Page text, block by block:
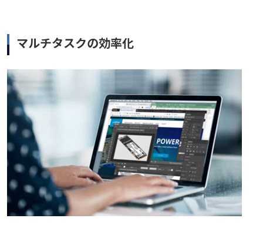
マルチタスクの効率化